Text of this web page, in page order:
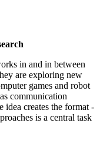
in and in between
are exploring new
games and robot
communication
idea creates the format -
is a central task